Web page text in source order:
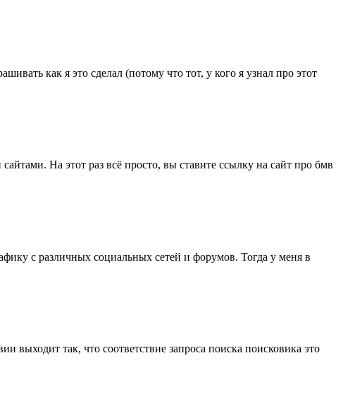
как я это сделал (потому что тот, у кого я узнал про этот
На этот раз всё просто, вы ставите ссылку на сайт про бмв
с различных социальных сетей и форумов. Тогда у меня в
выходит так, что соответствие запроса поиска поисковика это